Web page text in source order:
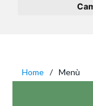
Home Menù